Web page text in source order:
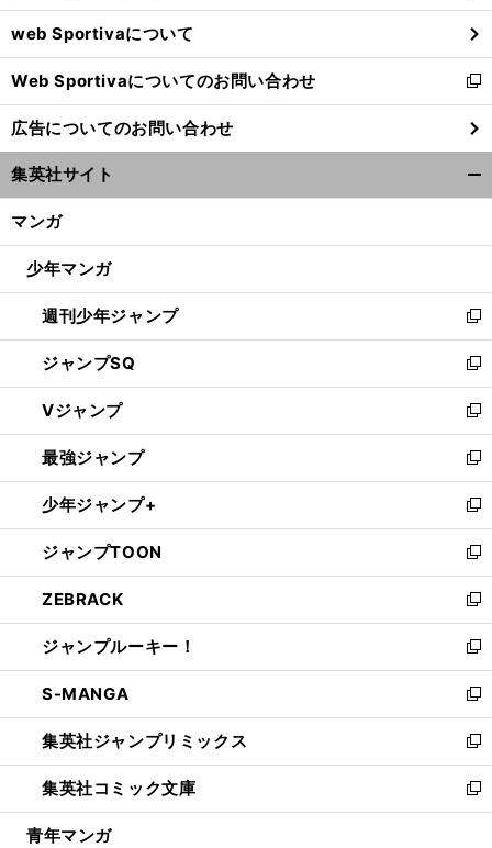
ウ
で
開
く
web Sportivaについて
Web Sportivaについてのお問い合わせ
新
し
い
ウ
ィ
ン
ウ
開
く
広告についてのお問い合わせ
集英社サイト
マンガ
少年マンガ
週刊少年ジャンプ
新
し
い
ウ
ィ
ン
ド
ウ
で
開
く
ジャンプSQ
新
し
い
ウ
ィ
ン
ド
ウ
で
開
く
Vジャンプ
新
し
い
ウ
ィ
ン
ド
ウ
で
開
く
最強ジャンプ
新
し
い
ウ
ィ
ン
ド
ウ
で
開
く
少年ジャンプ+
新
し
い
ウ
ィ
ン
ド
ウ
で
開
く
ジャンプTOON
新
し
い
ウ
ィ
ン
ド
ウ
で
開
く
ZEBRACK
新
し
い
ウ
ィ
ン
ド
ウ
で
開
ジャンプルーキー！
新
し
い
ウ
ィ
ン
ド
ウ
S-MANGA
新
し
い
ウ
ィ
ン
集英社ジャンプリミックス
新
し
い
ウ
集英社コミック文庫
新
し
青年マンガ